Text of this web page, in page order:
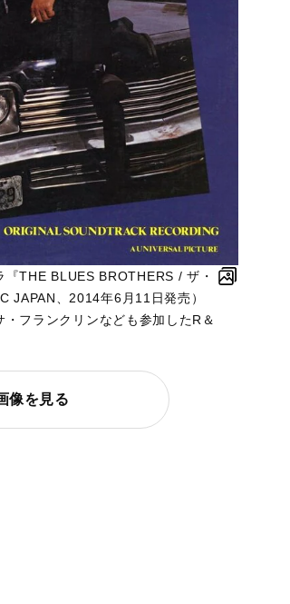
THE BLUES BROTHERS / ザ・
JAPAN、2014年6月11日発売）
フランクリンなども参加したR＆
像を見る